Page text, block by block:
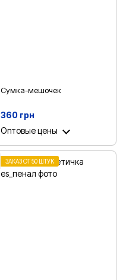
Сумка-мешочек
360 грн
Оптовые цены
ЗАКАЗ ОТ 50 ШТУК